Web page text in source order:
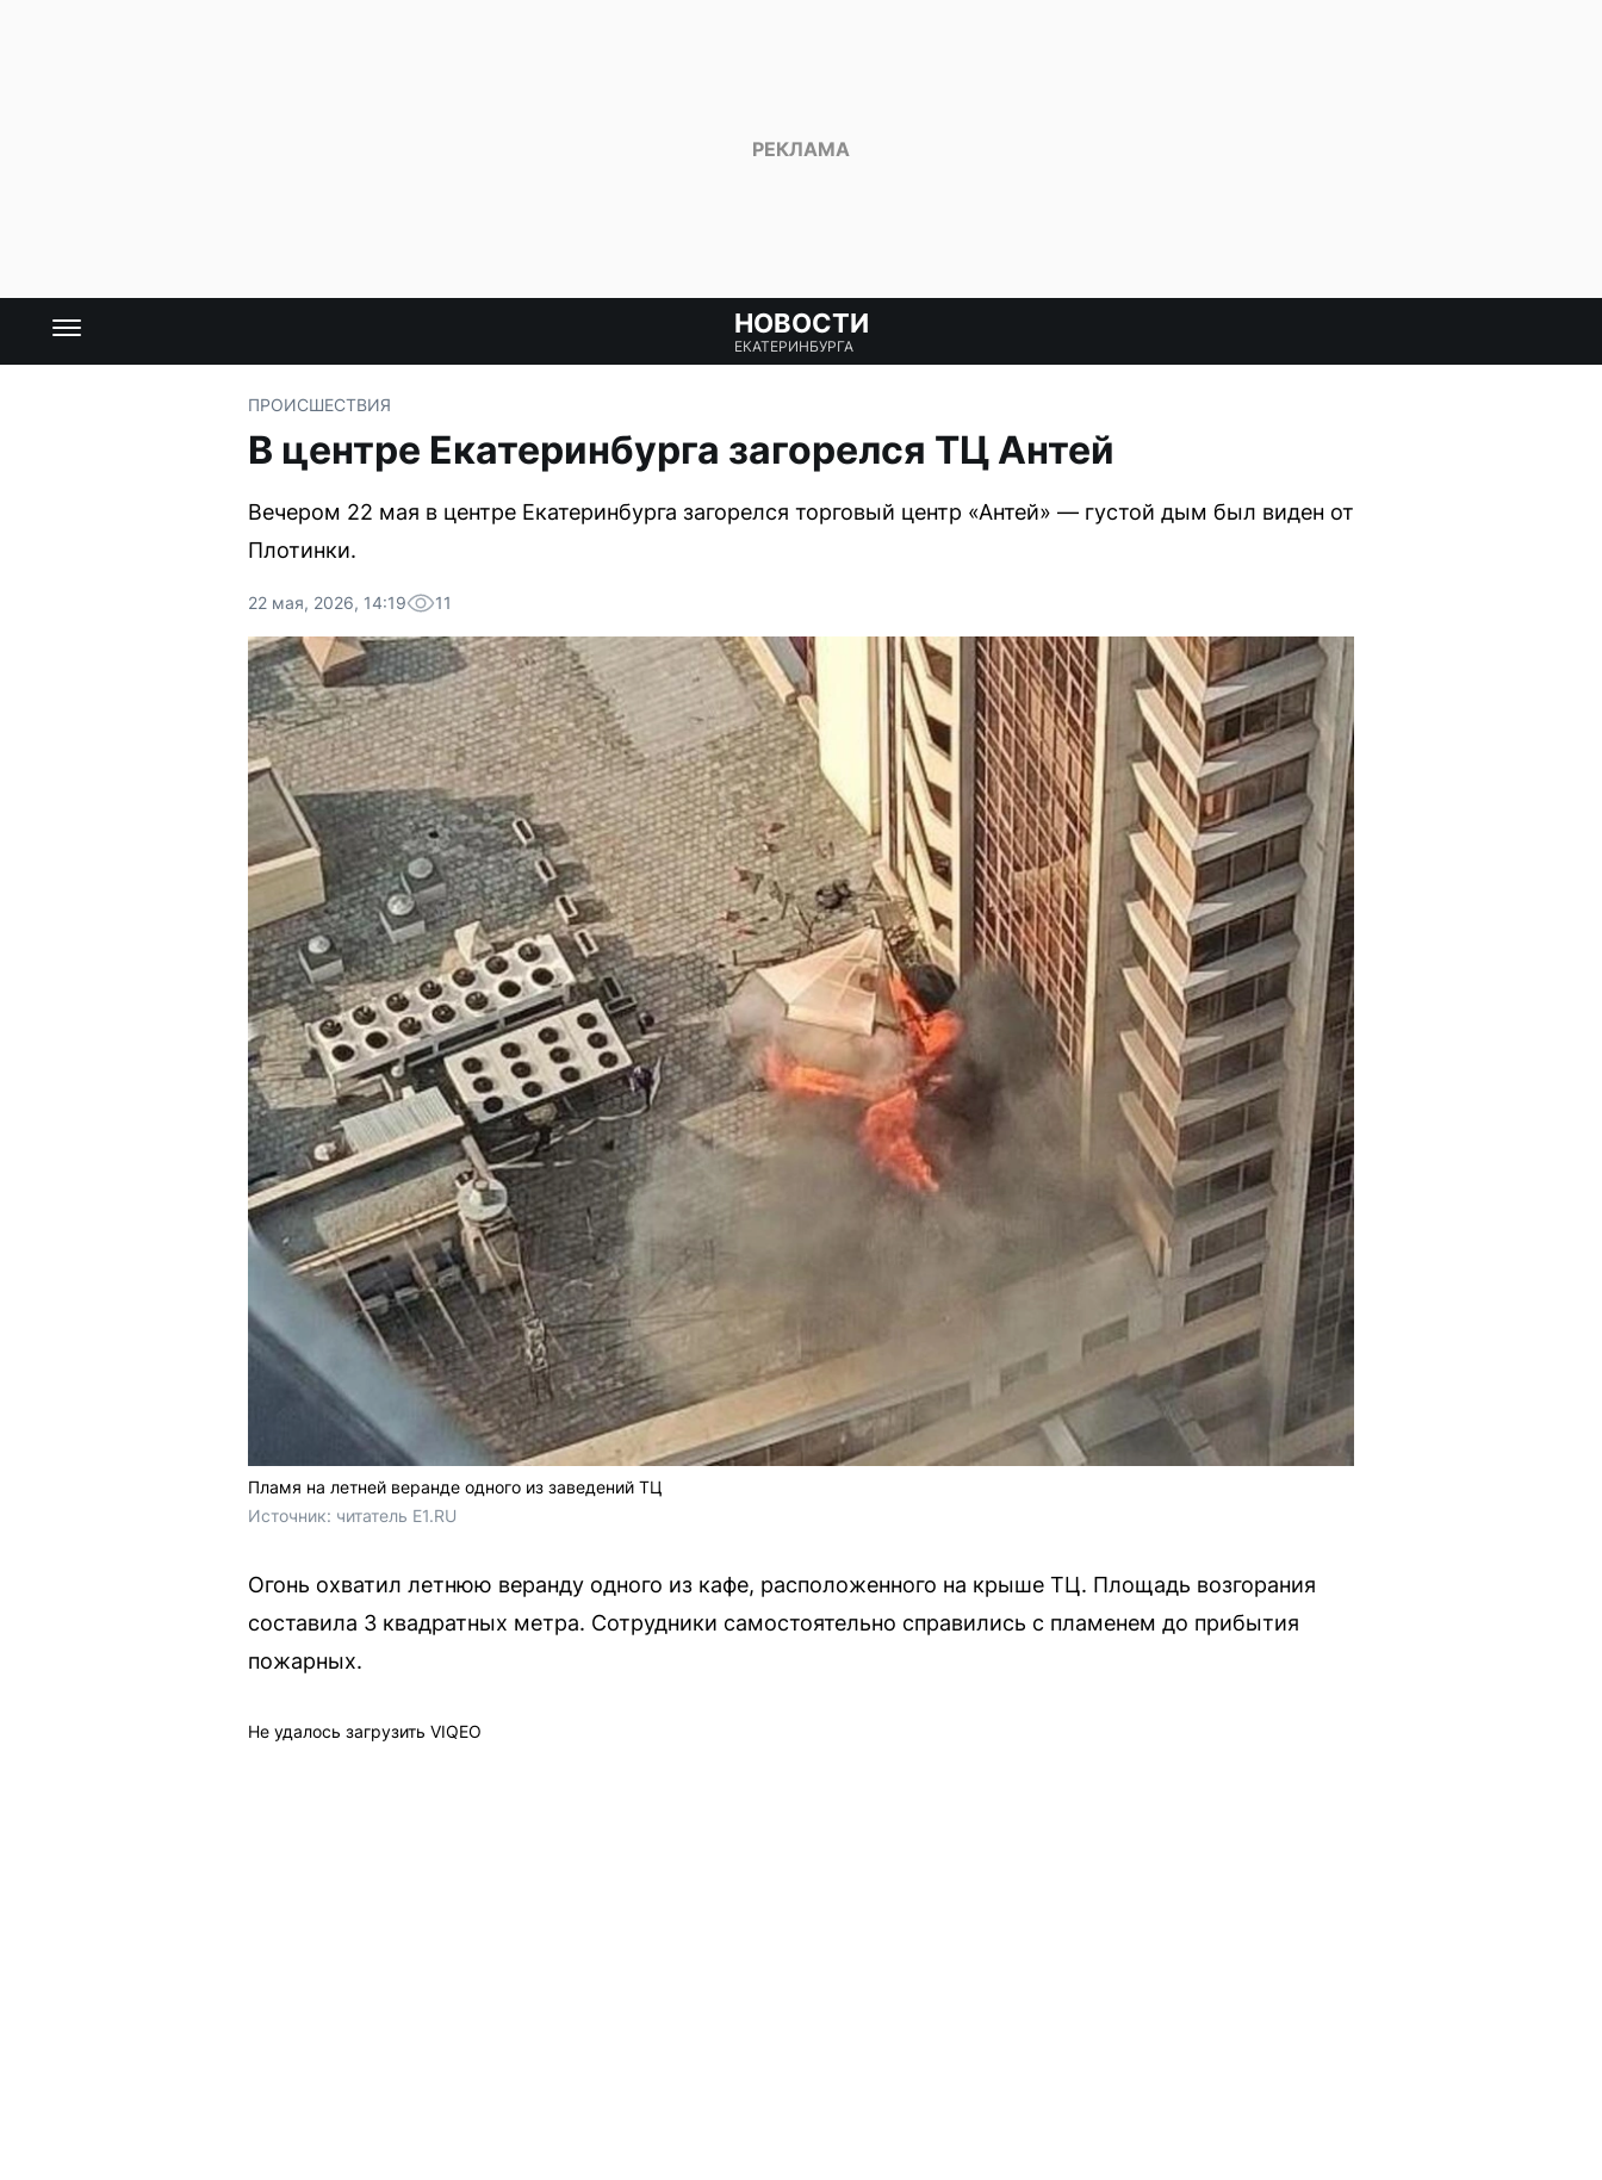
НОВОСТИ
ЕКАТЕРИНБУРГА
ПРОИСШЕСТВИЯ
В центре Екатеринбурга загорелся ТЦ Антей
Вечером 22 мая в центре Екатеринбурга загорелся торговый центр «Антей» — густой дым был виден от
Плотинки.
22 мая, 2026, 14:19 11
Пламя на летней веранде одного из заведений ТЦ
Источник: читатель E1.RU
Огонь охватил летнюю веранду одного из кафе, расположенного на крыше ТЦ. Площадь возгорания
составила 3 квадратных метра. Сотрудники самостоятельно справились с пламенем до прибытия
пожарных.
Не удалось загрузить VIQEO